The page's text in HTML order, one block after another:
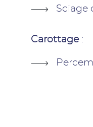
Sciage
Carottage: